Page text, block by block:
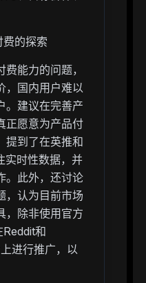
费的探索
能力的问题，
，国内用户难以
。建议在完善产
正愿意为产品付
提到了在英推和
实时性数据，并
。此外，还讨论
，认为目前市场
，除非使用官方
和
进行推广，以